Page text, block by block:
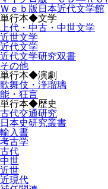
Ｗｅｂ版日本近代文学館
単行本◆文学
上代・中古・中世文学
近世文学
近代文学
近代文学研究双書
その他
単行本◆演劇
歌舞伎・浄瑠璃
能・狂言
単行本◆歴史
古代交通研究
日本史研究叢書
輸入書
考古学
古代
中世
近世
近現代